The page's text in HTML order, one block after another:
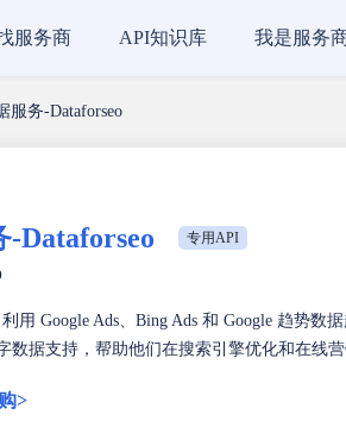
服务商 API知识库 我是服务
服务-Dataforseo
Dataforseo 专用API
利用 Google Ads、Bing Ads 和 Google 趋势数
数据支持，帮助他们在搜索引擎优化和在线营
>